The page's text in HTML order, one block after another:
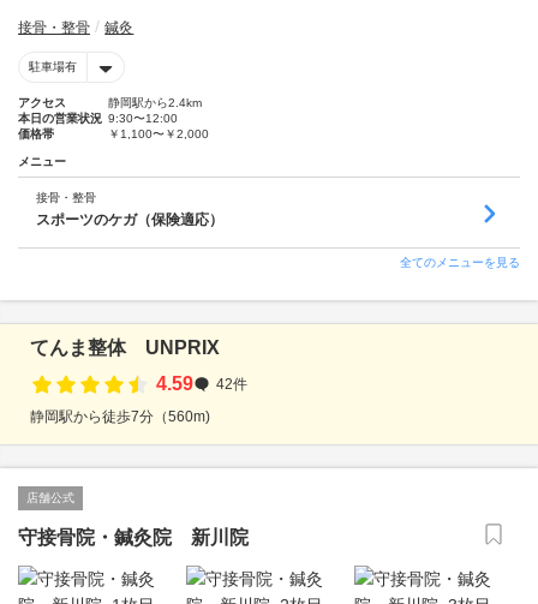
接骨・整骨 鍼灸
駐車場有
アクセス
静岡駅から2.4km
本日の営業状況 9:30〜12:00
価格帯
￥1,100〜￥2,000
メニュー
接骨・整骨
スポーツのケガ（保険適応）
全てのメニューを見る
てんま整体 UNPRIX
4.59
42件
静岡駅から徒歩7分（560m)
店舗公式
守接骨院・鍼灸院 新川院